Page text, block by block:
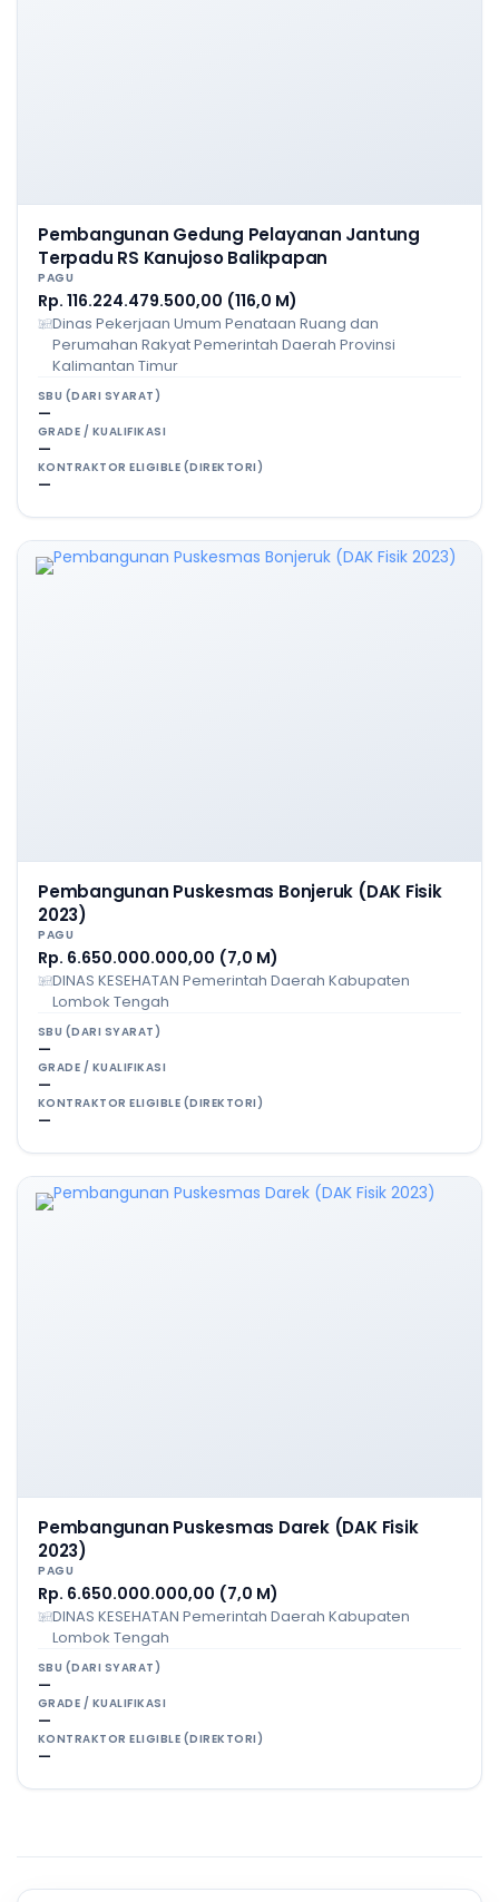
Pembangunan Gedung Pelayanan Jantung
Terpadu RS Kanujoso Balikpapan
PAGU
Rp. 116.224.479.500,00 (116,0 M)
Dinas Pekerjaan Umum Penataan Ruang dan
Perumahan Rakyat Pemerintah Daerah Provinsi
Kalimantan Timur
SBU (DARI SYARAT)
—
GRADE / KUALIFIKASI
—
KONTRAKTOR ELIGIBLE (DIREKTORI)
—
Pembangunan Puskesmas Bonjeruk (DAK Fisik
2023)
PAGU
Rp. 6.650.000.000,00 (7,0 M)
DINAS KESEHATAN Pemerintah Daerah Kabupaten
Lombok Tengah
SBU (DARI SYARAT)
—
GRADE / KUALIFIKASI
—
KONTRAKTOR ELIGIBLE (DIREKTORI)
—
Pembangunan Puskesmas Darek (DAK Fisik
2023)
PAGU
Rp. 6.650.000.000,00 (7,0 M)
DINAS KESEHATAN Pemerintah Daerah Kabupaten
Lombok Tengah
SBU (DARI SYARAT)
—
GRADE / KUALIFIKASI
—
KONTRAKTOR ELIGIBLE (DIREKTORI)
—